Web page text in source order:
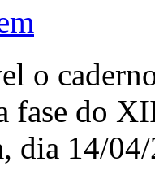
o
fase do
dia 14/